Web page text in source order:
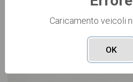
Caricamento veicoli
OK